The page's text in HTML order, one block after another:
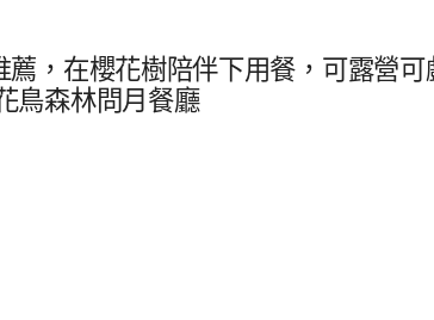
薦，在櫻花樹陪伴下用餐，可露營
鳥森林問月餐廳